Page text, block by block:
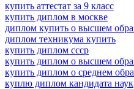
купить аттестат за 9 класс
купить диплом в москве
диплом купить о высшем
диплом техникума купить
купить диплом ссср
купить диплом о высшем
купить диплом о среднем
куплю диплом кандидата наук